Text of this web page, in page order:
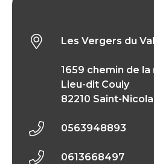
Les Vergers du
1659 chemin de la
Lieu-dit Couly
82210 Saint-
0563948893
0613668497